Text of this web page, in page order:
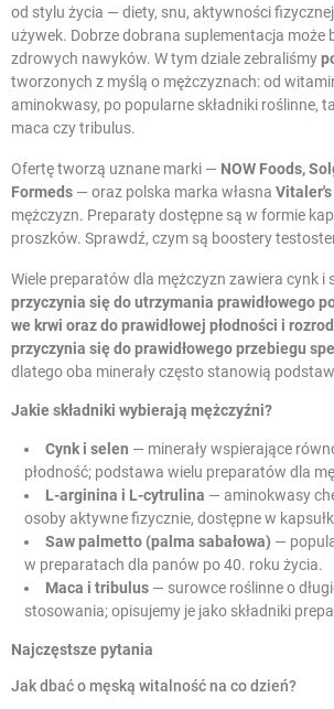
od stylu życia — diety, snu, aktywności
używek. Dobrze dobrana suplementacja może
zdrowych nawyków. W tym dziale zebraliśmy
tworzonych z myślą o mężczyznach: od
aminokwasy, po popularne składniki roślinne,
maca czy tribulus.
Ofertę tworzą uznane marki — NOW Foods,
Formeds — oraz polska marka własna Vitaler's
mężczyzn. Preparaty dostępne są w formie
proszków. Sprawdź, czym są boostery
Wiele preparatów dla mężczyzn zawiera cynk i
przyczynia się do utrzymania prawidłowego
we krwi oraz do prawidłowej płodności i
przyczynia się do prawidłowego przebiegu
dlatego oba minerały często stanowią
Jakie składniki wybierają mężczyźni?
Cynk i selen — minerały wspierające
płodność; podstawa wielu preparatów dla
L-arginina i L-cytrulina — aminokwasy
osoby aktywne fizycznie, dostępne w
Saw palmetto (palma sabałowa) —
w preparatach dla panów po 40. roku życia.
Maca i tribulus — surowce roślinne o
stosowania; opisujemy je jako składniki
Najczęstsze pytania
Jak dbać o męską witalność na co dzień?